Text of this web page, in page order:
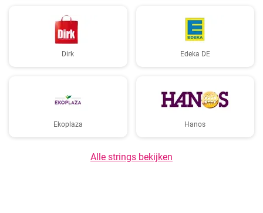
Dirk Edeka DE
Ekoplaza Hanos
Alle strings bekijken